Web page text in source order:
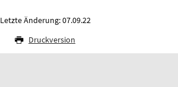
Letzte Änderung: 07.09.22
Druckversion